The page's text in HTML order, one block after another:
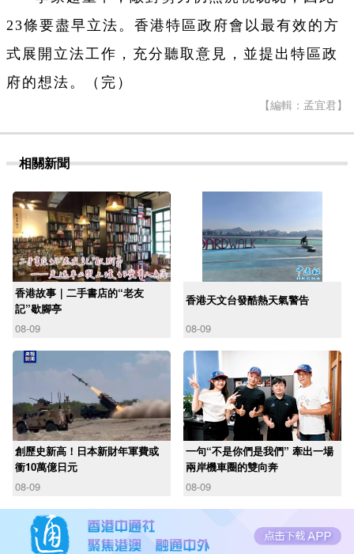
23條要盡早立法。香港特區政府會以最有效的方
式展開立法工作，充分聽取意見，並提出特區政
府的想法。（完）
【編輯：孟宜君】
相關新聞
香港故事｜二手書店的“老友
記”歇腳亭
08-09
香港天文台發酷熱天氣警告
08-09
創歷史新高！日本新財年軍費或
衝10萬億日元
08-09
一句“不是你們是我們” 牽出一場
兩岸機車圈的雙向奔
08-09